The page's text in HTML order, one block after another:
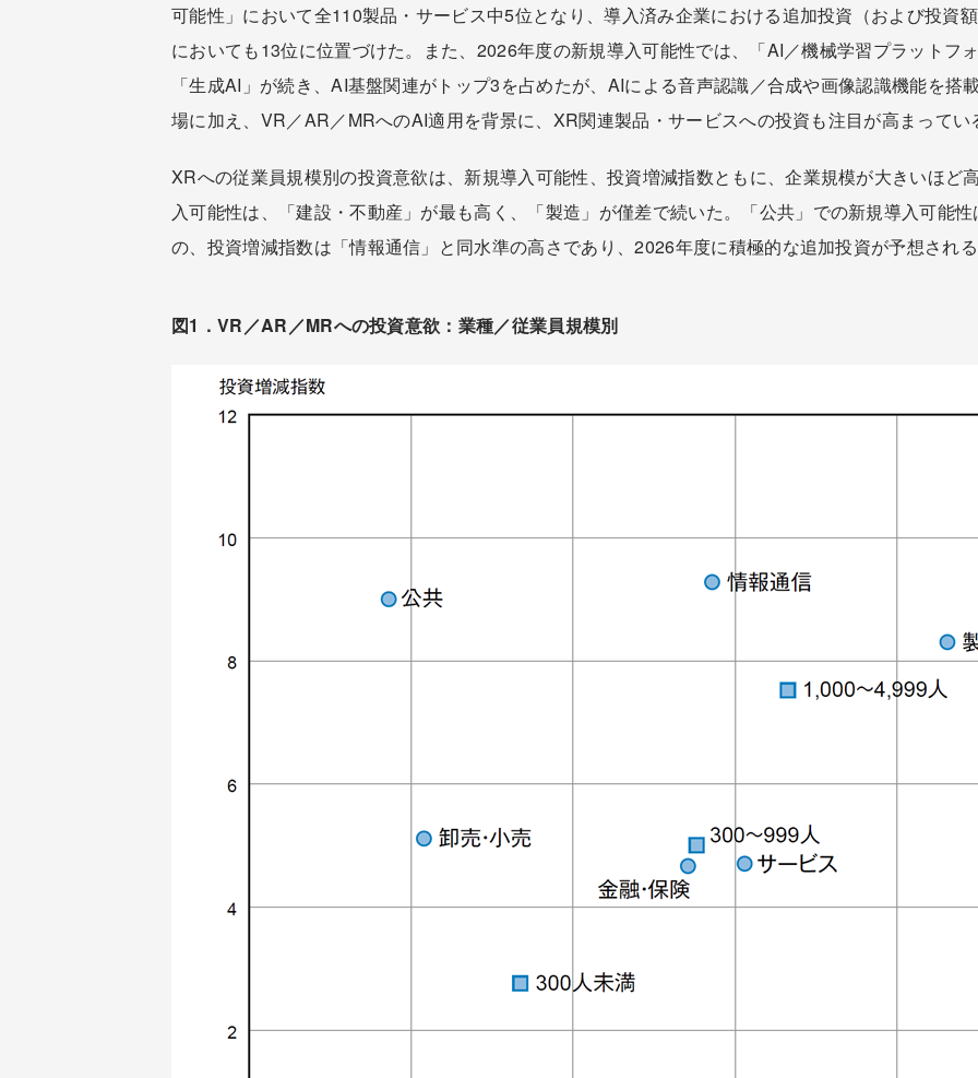
可能性」において全110製品・サービス中5位となり、導入済み企業における追加投資（および投資
においても13位に位置づけた。また、2026年度の新規導入可能性では、「AI／機械学習プラットフ
「生成AI」が続き、AI基盤関連がトップ3を占めたが、AIによる音声認識／合成や画像認識機能を搭
場に加え、VR／AR／MRへのAI適用を背景に、XR関連製品・サービスへの投資も注目が高まってい
XRへの従業員規模別の投資意欲は、新規導入可能性、投資増減指数ともに、企業規模が大きいほど
入可能性は、「建設・不動産」が最も高く、「製造」が僅差で続いた。「公共」での新規導入可能
の、投資増減指数は「情報通信」と同水準の高さであり、2026年度に積極的な追加投資が予想され
図1．VR／AR／MRへの投資意欲：業種／従業員規模別